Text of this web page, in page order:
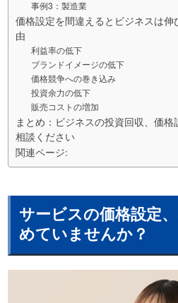
事例3：製造業
価格設定を間違えるとビジネスは
由
利益率の低下
ブランドイメージの低下
価格競争への巻き込み
投資余力の低下
販売コストの増加
まとめ：ビジネスの投資回収、価
相談ください
関連ページ:
サービスの価格設定
めていませんか？